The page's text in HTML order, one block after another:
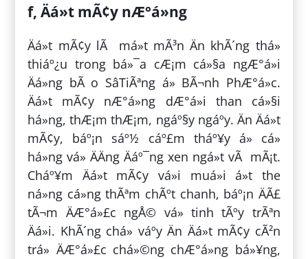
f, Äá»t mÃ¢y nÆ°á»ng
Äá»t mÃ¢y lÃ má»t mÃ³n Än khÃ´ng thá»
thiáº¿u trong bá»¯a cÆ¡m cá»§a ngÆ°á»i
Äá»ng bÃ o SâTiÃªng á» BÃ¬nh PhÆ°á»c.
Äá»t mÃ¢y nÆ°á»ng dÆ°á»i than cá»§i
há»ng, thÆ¡m thÆ¡m, ngáº§y ngáº­y. Än Äá»t
mÃ¢y, báº¡n sáº½ cáº£m tháº¥y á» cá»
há»ng vá» ÄÄng Äáº¯ng xen ngá»t vÃ mÃ¡t.
Cháº¥m Äá»t mÃ¢y vá»i muá»i á»t the
ná»ng cá»ng thÃªm chÃºt chanh, báº¡n ÄÃ£
tÃ¬m ÄÆ°á»£c ngÅ© vá» tinh tÃºy trÃªn
Äá»i. KhÃ´ng chá» váº­y Än Äá»t mÃ¢y cÃ²n
trá» ÄÆ°á»£c chá»©ng chÆ°á»ng bá»¥ng,